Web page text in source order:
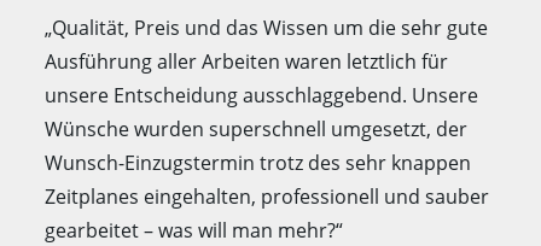
„Qualität, Preis und das Wissen um die sehr gute
Ausführung aller Arbeiten waren letztlich für
unsere Entscheidung ausschlaggebend. Unsere
Wünsche wurden superschnell umgesetzt, der
Wunsch-Einzugstermin trotz des sehr knappen
Zeitplanes eingehalten, professionell und sauber
gearbeitet – was will man mehr?“